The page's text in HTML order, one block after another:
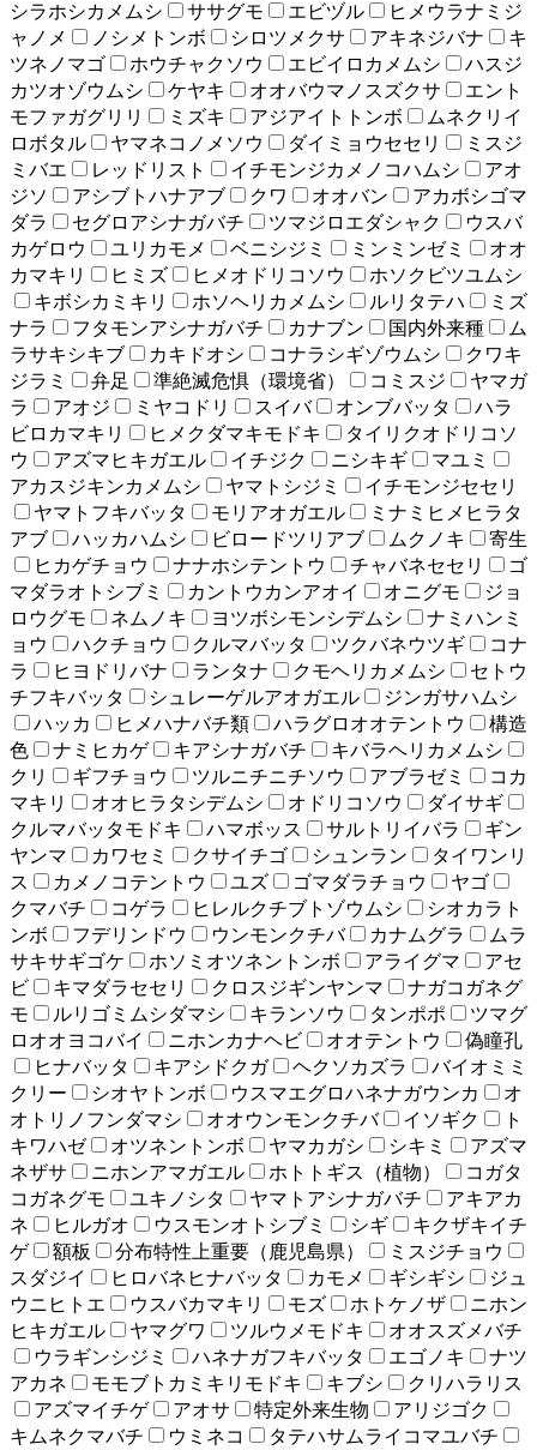
シラホシカメムシ
ササグモ エビヅル
ヒメウラナミジ
ャノメ
ノシメトンボ シロツメクサ アキネジバナ
キ
ツネノマゴ
ホウチャクソウ エビイロカメムシ
ハスジ
カツオゾウムシ
ケヤキ オオバウマノスズクサ
エント
モファガグリリ
ミズキ アジアイトトンボ
ムネクリイ
ロボタル
ヤマネコノメソウ ダイミョウセセリ
ミスジ
ミバエ
レッドリスト イチモンジカメノコハムシ
アオ
ジソ
アシブトハナアブ クワ オオバン
アカボシゴマ
ダラ
セグロアシナガバチ ツマジロエダシャク
ウスバ
カゲロウ
ユリカモメ ベニシジミ ミンミンゼミ
オオ
カマキリ
ヒミズ ヒメオドリコソウ
ホソクビツユムシ
キボシカミキリ
ホソヘリカメムシ ルリタテハ
ミズ
ナラ
フタモンアシナガバチ カナブン 国内外来種
ム
ラサキシキブ
カキドオシ コナラシギゾウムシ
クワキ
ジラミ
弁足 準絶滅危惧（環境省） コミスジ
ヤマガ
ラ
アオジ ミヤコドリ スイバ オンブバッタ
ハラ
ビロカマキリ
ヒメクダマキモドキ
タイリクオドリコソ
ウ
アズマヒキガエル イチジク ニシキギ
マユミ
アカスジキンカメムシ
ヤマトシジミ
イチモンジセセリ
ヤマトフキバッタ
モリアオガエル
ミナミヒメヒラタ
アブ
ハッカハムシ ビロードツリアブ ムクノキ
寄生
ヒカゲチョウ
ナナホシテントウ チャバネセセリ
ゴ
マダラオトシブミ
カントウカンアオイ オニグモ
ジョ
ロウグモ
ネムノキ ヨツボシモンシデムシ
ナミハンミ
ョウ
ハクチョウ クルマバッタ ツクバネウツギ
コナ
ラ
ヒヨドリバナ ランタナ クモヘリカメムシ
セトウ
チフキバッタ
シュレーゲルアオガエル
ジンガサハムシ
ハッカ
ヒメハナバチ類 ハラグロオオテントウ
構造
色
ナミヒカゲ キアシナガバチ
キバラヘリカメムシ
クリ
ギフチョウ ツルニチニチソウ アブラゼミ
コカ
マキリ
オオヒラタシデムシ オドリコソウ
ダイサギ
クルマバッタモドキ
ハマボッス サルトリイバラ
ギン
ヤンマ
カワセミ クサイチゴ シュンラン
タイワンリ
ス
カメノコテントウ ユズ ゴマダラチョウ
ヤゴ
クマバチ
コゲラ ヒレルクチブトゾウムシ
シオカラト
ンボ
フデリンドウ ウンモンクチバ カナムグラ
ムラ
サキサギゴケ
ホソミオツネントンボ アライグマ
アセ
ビ
キマダラセセリ クロスジギンヤンマ
ナガコガネグ
モ
ルリゴミムシダマシ キランソウ タンポポ
ツマグ
ロオオヨコバイ
ニホンカナヘビ オオテントウ
偽瞳孔
ヒナバッタ
キアシドクガ ヘクソカズラ
バイオミミ
クリー
シオヤトンボ ウスマエグロハネナガウンカ
オ
オトリノフンダマシ
オオウンモンクチバ イソギク
ト
キワハゼ
オツネントンボ ヤマカガシ シキミ
アズマ
ネザサ
ニホンアマガエル ホトトギス（植物）
コガタ
コガネグモ
ユキノシタ ヤマトアシナガバチ
アキアカ
ネ
ヒルガオ ウスモンオトシブミ シギ
キクザキイチ
ゲ
額板 分布特性上重要（鹿児島県）
ミスジチョウ
スダジイ
ヒロバネヒナバッタ カモメ ギシギシ
ジュ
ウニヒトエ
ウスバカマキリ モズ ホトケノザ
ニホン
ヒキガエル
ヤマグワ ツルウメモドキ
オオスズメバチ
ウラギンシジミ
ハネナガフキバッタ エゴノキ
ナツ
アカネ
モモブトカミキリモドキ キブシ
クリハラリス
アズマイチゲ
アオサ 特定外来生物
アリジゴク
キムネクマバチ
ウミネコ タテハサムライコマユバチ